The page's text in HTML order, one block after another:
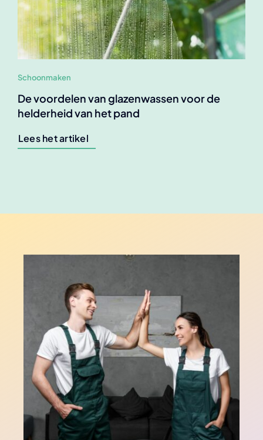
Schoonmaken
De voordelen van glazenwassen voor de
helderheid van het pand
Lees het artikel